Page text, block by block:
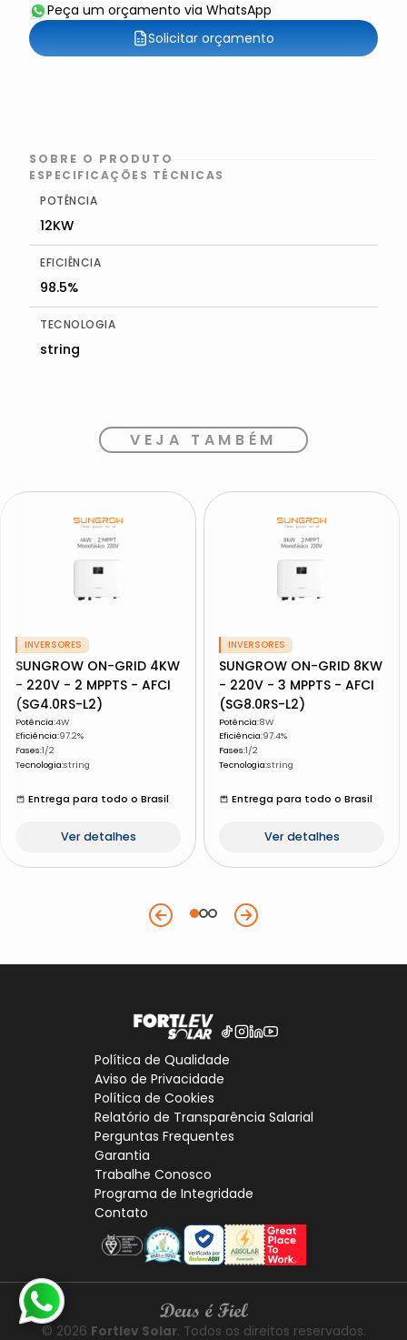
Peça um orçamento via WhatsApp
Solicitar orçamento
SOBRE O PRODUTO
ESPECIFICAÇÕES TÉCNICAS
POTÊNCIA
12KW
EFICIÊNCIA
98.5%
TECNOLOGIA
string
VEJA TAMBÉM
INVERSORES
SUNGROW ON-GRID 4KW
- 220V - 2 MPPTS - AFCI
(SG4.0RS-L2)
Potência:4W
Eficiência:97.2%
Fases:1/2
Tecnologia:string
Entrega para todo o Brasil
Ver detalhes
INVERSORES
SUNGROW ON-GRID 8KW
- 220V - 3 MPPTS - AFCI
(SG8.0RS-L2)
Potência:8W
Eficiência:97.4%
Fases:1/2
Tecnologia:string
Entrega para todo o Brasil
Ver detalhes
Política de Qualidade
Aviso de Privacidade
Política de Cookies
Relatório de Transparência Salarial
Perguntas Frequentes
Garantia
Trabalhe Conosco
Programa de Integridade
Contato
© 2026 Fortlev Solar. Todos os direitos reservados.